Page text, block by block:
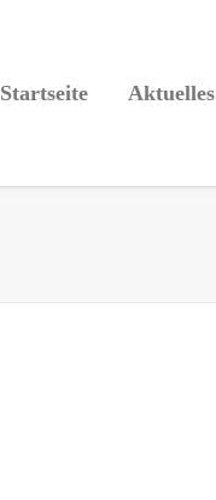
Startseite Aktuelles